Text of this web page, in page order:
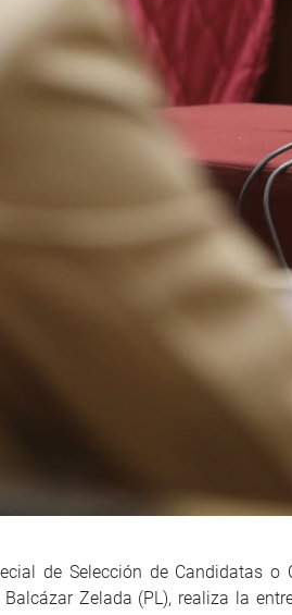
de Selección de Candidatas
Zelada (PL), realiza la